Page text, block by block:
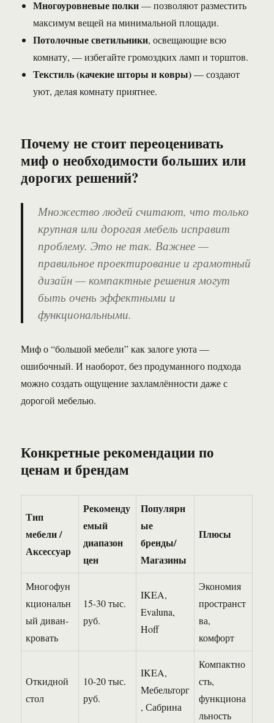
Многоуровневые полки— позволяют разместить
максимум вещей на минимальной площади.
Потолочные светильники, освещающие всю
комнату, — избегайте громоздких ламп и торштов.
Текстиль (качекие шторы и ковры)— создают
уют, делая комнату приятнее.
Почему не стоит переоценивать
миф о необходимости больших или
дорогих решений?
Множество людей считают, что только
крупная или дорогая мебель исправит
проблему. Это не так. Важнее —
правильное проектирование и грамотный
дизайн — компактные решения могут
быть очень эффектными и
функциональными.
Миф о “большой мебели” как залоге уюта —
ошибочный. И наоборот, без продуманного подхода
можно создать ощущение захламлённости даже с
дорогой мебелью.
Конкретные рекомендации по
ценам и брендам
Тип
мебели /
Аксессуар
Рекоменду
емый
диапазон
цен
Популярн
ые
бренды/
Магазины
Плюсы
Многофун
кциональн
ый диван-
кровать
15-30 тыс.
руб.
IKEA,
Evaluna,
Hoff
Экономия
пространст
ва,
комфорт
Откидной
стол
10-20 тыс.
руб.
IKEA,
Мебельторг
, Сабрина
Компактно
сть,
функциона
льность